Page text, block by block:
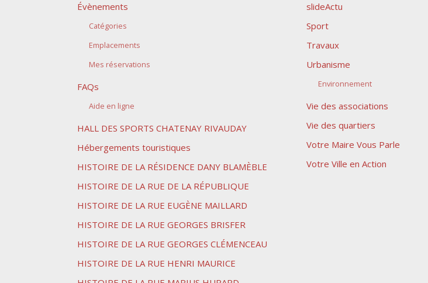
Évènements
Catégories
Emplacements
Mes réservations
FAQs
Aide en ligne
HALL DES SPORTS CHATENAY RIVAUDAY
Hébergements touristiques
HISTOIRE DE LA RÉSIDENCE DANY BLAMÈBLE
HISTOIRE DE LA RUE DE LA RÉPUBLIQUE
HISTOIRE DE LA RUE EUGÈNE MAILLARD
HISTOIRE DE LA RUE GEORGES BRISFER
HISTOIRE DE LA RUE GEORGES CLÉMENCEAU
HISTOIRE DE LA RUE HENRI MAURICE
slideActu
Sport
Travaux
Urbanisme
Environnement
Vie des associations
Vie des quartiers
Votre Maire Vous Parle
Votre Ville en Action